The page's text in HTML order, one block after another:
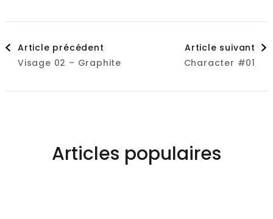
Navigation
d'article
Article précédent
Visage 02 – Graphite
Article suivant
Character #01
Articles populaires